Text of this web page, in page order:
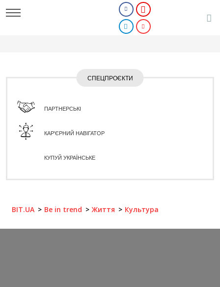
СПЕЦПРОЄКТИ
ПАРТНЕРСЬКІ
КАР'ЄРНИЙ НАВІГАТОР
КУПУЙ УКРАЇНСЬКЕ
BIT.UA Be in trend Життя Культура